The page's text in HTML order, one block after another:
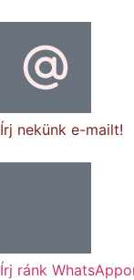
Írj nekünk e-mailt!
Írj ránk